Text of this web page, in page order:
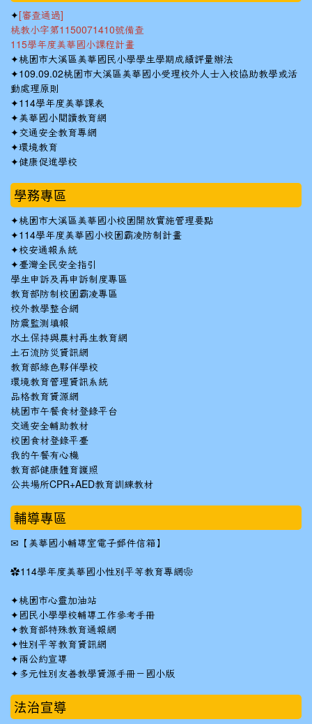
✦ [審查通過]
桃教小字第1150071410號備查
115學年度美華國小課程計畫
✦桃園市大溪區美華國民小學學生學期成績評量辦法
✦109.09.02桃園市大溪區美華國小受理校外人士入校協助教學或活
動處理原則
✦114學年度美華課表
✦美華國小閱讀教育網
✦ 交通安全教育專網
✦環境教育
✦健康促進學校
學務專區
✦桃園市大溪區美華國小校園開放實施管理要點
✦114學年度美華國小校園霸凌防制計畫
✦校安通報系統
✦臺灣全民安全指引
學生申訴及再申訴制度專區
教育部防制校園霸凌專區
校外教學整合網
防震監測填報
水土保持與農村再生教育網
土石流防災資訊網
教育部綠色夥伴學校
環境教育管理資訊系統
品格教育資源網
桃園市午餐食材登錄平台
交通安全輔助教材
校園食材登錄平臺
我的午餐有心機
教育部健康體育護照
公共場所CPR+AED教育訓練教材
輔導專區
✉ 【美華國小輔導室電子郵件信箱】
✿114學年度美華國小性別平等教育專網❀
✦桃園市心靈加油站
✦ 國民小學學校輔導工作參考手冊
✦教育部特殊教育通報網
✦性別平等教育資訊網
✦兩公約宣導
✦ 多元性別友善教學資源手冊－國小版
法治宣導